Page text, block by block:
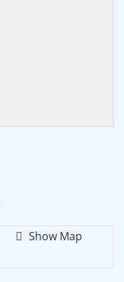
Show Map